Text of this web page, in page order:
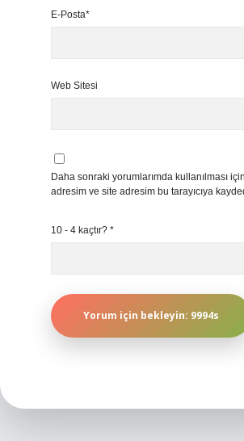
E-Posta*
Web Sitesi
Daha sonraki yorumlarımda kullanılması
adresim ve site adresim bu tarayıcıya
10 - 4 kaçtır? *